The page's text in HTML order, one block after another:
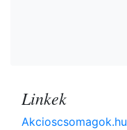
Linkek
Akcioscsomagok.hu